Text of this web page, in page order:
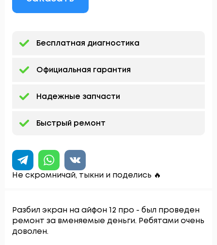
Бесплатная диагностика
Официальная гарантия
Надежные запчасти
Быстрый ремонт
Не скромничай, тыкни и поделись 🔥
Разбил экран на айфон 12 про - был проведен
ремонт за вменяемые деньги. Ребятами очень
доволен.